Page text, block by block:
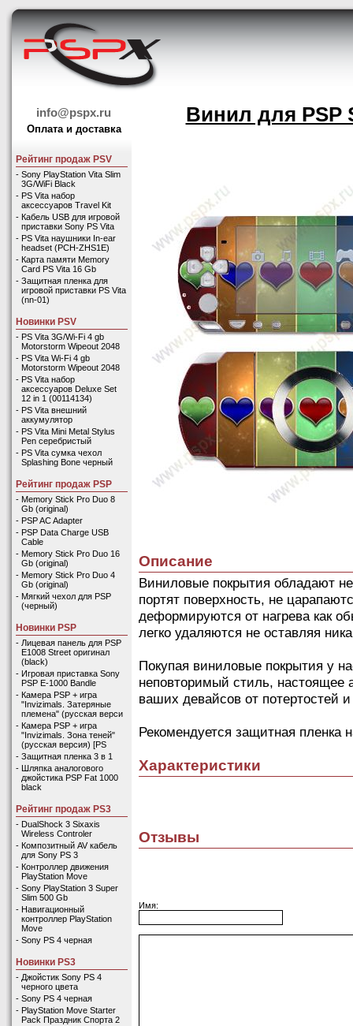
info@pspx.ru
Оплата и доставка
Рейтинг продаж PSV
- Sony PlayStation Vita Slim
3G/WiFi Black
- PS Vita набор
аксессуаров Travel Kit
- Кабель USB для игровой
приставки Sony PS Vita
- PS Vita наушники In-ear
headset (PCH-ZHS1E)
- Карта памяти Memory
Card PS Vita 16 Gb
- Защитная пленка для
игровой приставки PS Vita
(nn-01)
Новинки PSV
- PS Vita 3G/Wi-Fi 4 gb
Motorstorm Wipeout 2048
- PS Vita Wi-Fi 4 gb
Motorstorm Wipeout 2048
- PS Vita набор
аксессуаров Deluxe Set
12 in 1 (00114134)
- PS Vita внешний
аккумулятор
- PS Vita Mini Metal Stylus
Pen серебристый
- PS Vita сумка чехол
Splashing Bone черный
Рейтинг продаж PSP
- Memory Stick Pro Duo 8
Gb (original)
- PSP AC Adapter
- PSP Data Charge USB
Cable
- Memory Stick Pro Duo 16
Gb (original)
- Memory Stick Pro Duo 4
Gb (original)
- Мягкий чехол для PSP
(черный)
Новинки PSP
- Лицевая панель для PSP
E1008 Street оригинал
(black)
- Игровая приставка Sony
PSP E-1000 Bandle
- Камера PSP + игра
"Invizimals. Затеряные
племена" (русская верси
- Камера PSP + игра
"Invizimals. Зона теней"
(русская версия) [PS
- Защитная пленка 3 в 1
- Шляпка аналогового
джойстика PSP Fat 1000
black
Рейтинг продаж PS3
- DualShock 3 Sixaxis
Wireless Controler
- Композитный AV кабель
для Sony PS 3
- Контроллер движения
PlayStation Move
- Sony PlayStation 3 Super
Slim 500 Gb
- Навигационный
контроллер PlayStation
Move
- Sony PS 4 черная
Новинки PS3
- Джойстик Sony PS 4
черного цвета
- Sony PS 4 черная
- PlayStation Move Starter
Pack Праздник Спорта 2
Винил для PSP
Описание
Виниловые покрытия обладают
портят поверхность, не
деформируются от нагрева как
легко удаляются не оставляя
Покупая виниловые покрытия у
неповторимый стиль, настоящее
ваших девайсов от потертостей
Рекомендуется защитная пленка
Характеристики
Отзывы
Имя: